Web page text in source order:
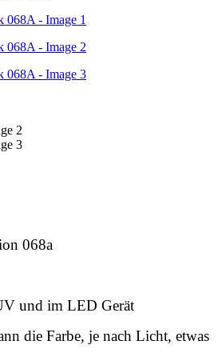
068a
und im LED Gerät
die Farbe, je nach Licht, etwas